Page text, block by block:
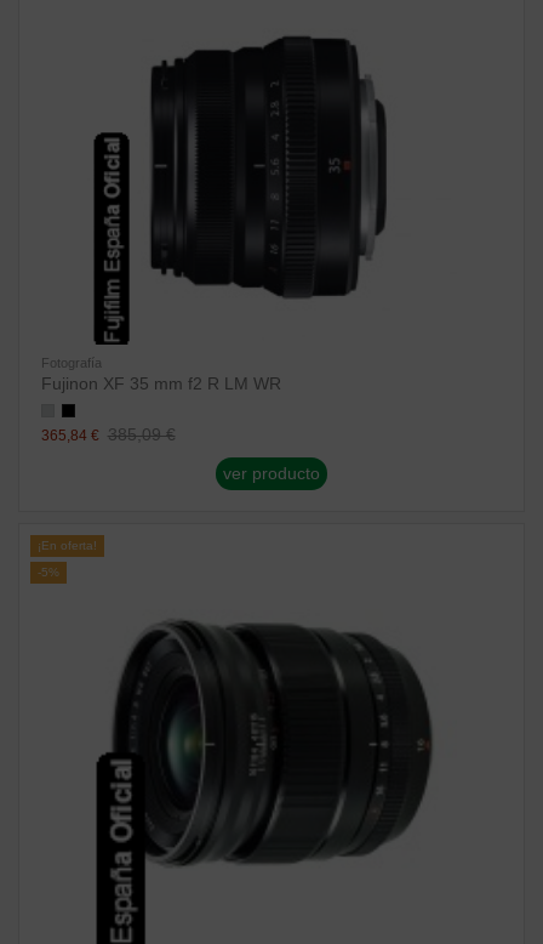
Fotografía
Fujinon XF 35 mm f2 R LM WR
365,84 € 385,09 €
ver producto
¡En oferta!
-5%